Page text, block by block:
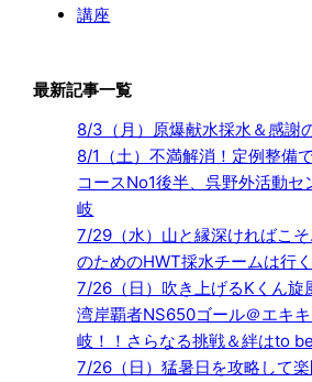
講座
最新記事一覧
8/3（月）原爆献水採水＆感謝
8/1（土）不満解消！定例整備
コースNo1後半、呉野外活動
岐
7/29（水）山と縁深ければこ
のためのHWT採水チームは行
7/26（日）吹き上げるKくん旋
湾岸覇者NS650ゴール＠エキ
岐！！さらなる挑戦＆絆はto
7/26（日）猛暑日を攻略して楽